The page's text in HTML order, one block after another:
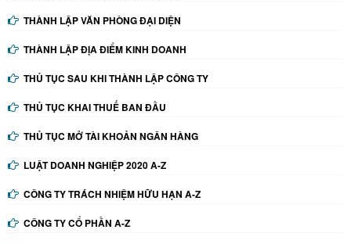
THÀNH LẬP VĂN PHÒNG ĐẠI DIỆN
THÀNH LẬP ĐỊA ĐIỂM KINH DOANH
THỦ TỤC SAU KHI THÀNH LẬP CÔNG TY
THỦ TỤC KHAI THUẾ BAN ĐẦU
THỦ TỤC MỞ TÀI KHOẢN NGÂN HÀNG
LUẬT DOANH NGHIỆP 2020 A-Z
CÔNG TY TRÁCH NHIỆM HỮU HẠN A-Z
CÔNG TY CỔ PHẦN A-Z